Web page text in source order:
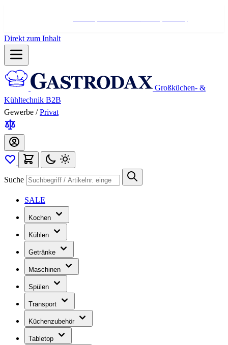
Direkt zum Inhalt
Großküchen- &
Kühltechnik B2B
Gewerbe / Privat
Suche
SALE
Kochen
Kühlen
Getränke
Maschinen
Spülen
Transport
Küchenzubehör
Tabletop